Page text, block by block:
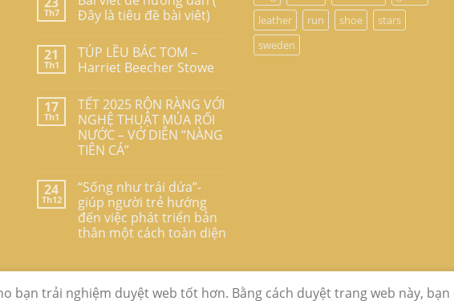
Th7
Đây là tiêu đề bài viêt)
21
Th1
TÚP LỀU BÁC TOM –
Harriet Beecher Stowe
17
Th1
TẾT 2025 RỘN RÀNG VỚI
NGHỆ THUẬT MÚA RỐI
NƯỚC – VỞ DIỄN “NÀNG
TIÊN CÁ”
24
Th12
“Sống như trái dứa”-
giúp người trẻ hướng
đến việc phát triển bản
thân một cách toàn diện
leather
run shoe
stars
sweden
bạn trải nghiệm duyệt web tốt hơn. Bằng cách duyệt trang web này, bạn